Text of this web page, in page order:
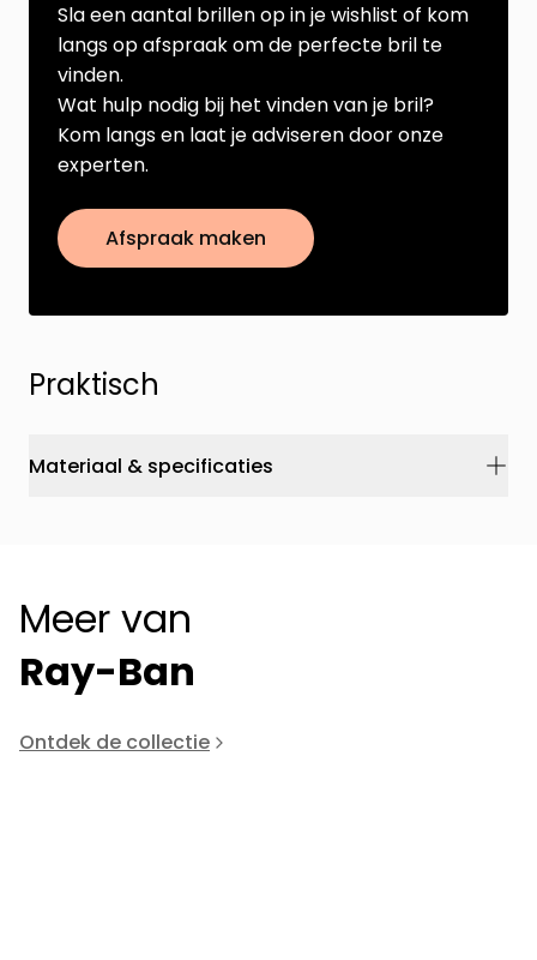
Sla een aantal brillen op in je wishlist of kom
langs op afspraak om de perfecte bril te
vinden.
Wat hulp nodig bij het vinden van je bril?
Kom langs en laat je adviseren door onze
experten.
Afspraak maken
Praktisch
Materiaal & specificaties
Meer van
Ray-Ban
Ontdek de collectie